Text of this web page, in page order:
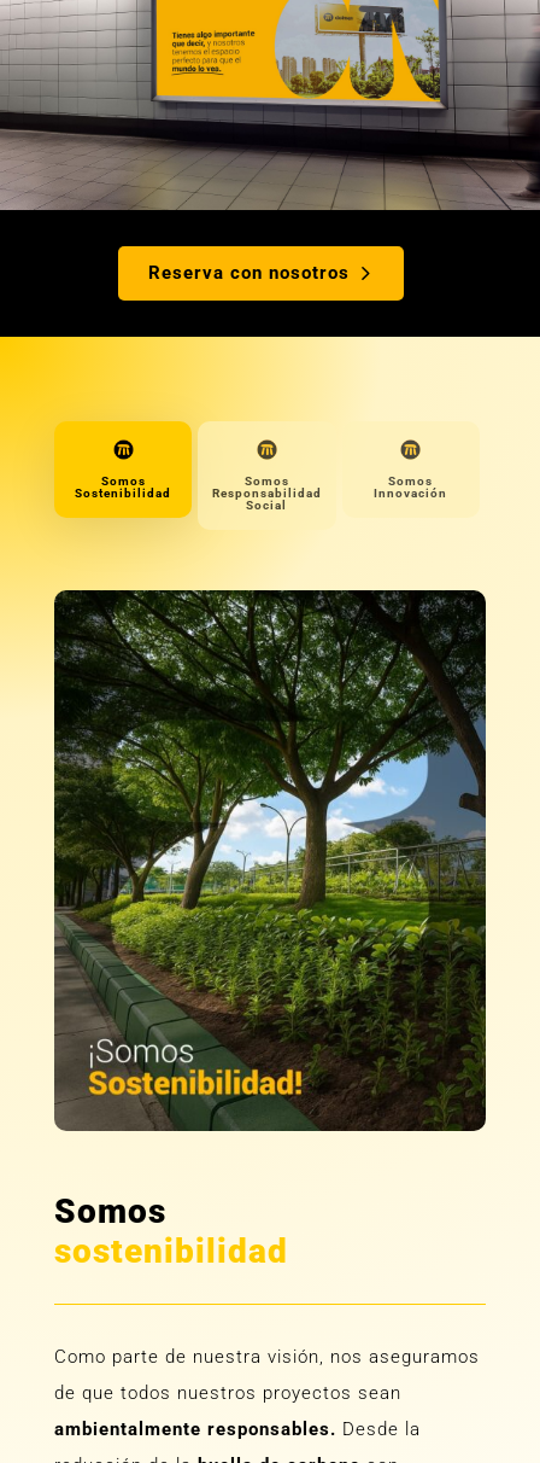
Reserva con nosotros
Somos
Sostenibilidad
Somos
Responsabilidad
Social
Somos
Innovación
Somos
sostenibilidad
Como parte de nuestra visión, nos aseguramos
de que todos nuestros proyectos sean
ambientalmente responsables. Desde la